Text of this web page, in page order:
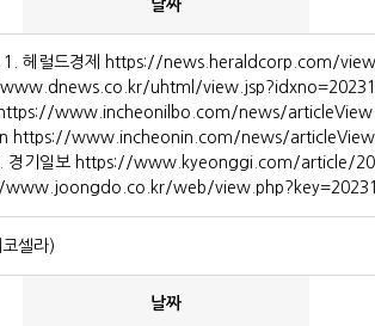
날짜
1. 헤럴드경제 https://news.heraldcorp.com/
uhtml/
www.incheonilbo.com/news/
www.incheonin.com/news/
일보 https://www.kyeonggi.com/article/
web/
셀라)
날짜